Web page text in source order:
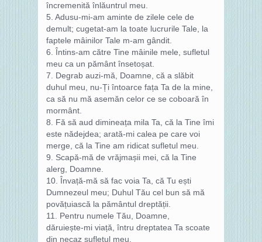
încremenită înlăuntrul meu.
5. Adusu‑mi‑am aminte de zilele cele de
demult; cugetat‑am la toate lucrurile Tale, la
faptele mâinilor Tale m‑am gândit.
6. Întins‑am către Tine mâinile mele, sufletul
meu ca un pământ însetoșat.
7. Degrab auzi‑mă, Doamne, că a slăbit
duhul meu, nu‑Ți întoarce fața Ta de la mine,
ca să nu mă asemăn celor ce se coboară în
mormânt.
8. Fă să aud dimineața mila Ta, că la Tine îmi
este nădejdea; arată‑mi calea pe care voi
merge, că la Tine am ridicat sufletul meu.
9. Scapă‑mă de vrăjmașii mei, că la Tine
alerg, Doamne.
10. Învață‑mă să fac voia Ta, că Tu ești
Dumnezeul meu; Duhul Tău cel bun să mă
povățuiască la pământul dreptății.
11. Pentru numele Tău, Doamne,
dăruiește‑mi viață, întru dreptatea Ta scoate
din necaz sufletul meu.